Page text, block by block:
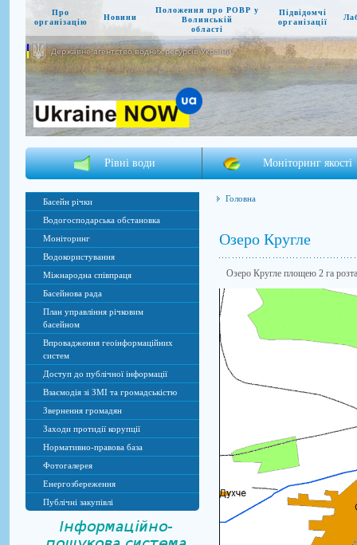
Про
організацію
Новини
Положення про РОВР у
Волинській
області
Підвідомчі
організації
Державне агентство водних ресурсів України
Рівні води Моніторинг якості
Басейн річки
Водогосподарська обстановка
Моніторинг
Водокористування
Міжнародна співпраця
Басейнова рада
План управління річковим
басейном
Впровадження геоінформаційних
систем
Доступ до публічної інформації
Взаємодія зі ЗМІ та громадськістю
Звернення громадян
Заходи протидії корупції
Нормативно-правова база
Фотогалерея
Енергозбереження
Публічні закупівлі
Головна
Озеро Кругле
Озеро Кругле площею 2 га